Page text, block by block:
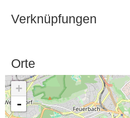
Verknüpfungen
Orte
+
-